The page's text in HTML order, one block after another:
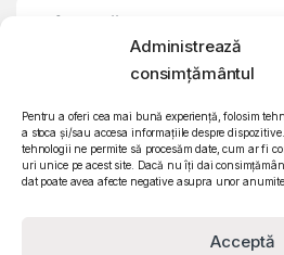
Administrează
consimțământul
Pentru a oferi cea mai bună experiență, folosim
a stoca și/sau accesa informațiile despre
tehnologii ne permite să procesăm date, cum ar fi
uri unice pe acest site. Dacă nu îți dai
dat poate avea afecte negative asupra unor
Acceptă
Informatii legale
©2010 – 2024